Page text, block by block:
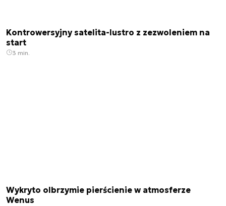
Kontrowersyjny satelita-lustro z zezwoleniem na
start
3 min.
Wykryto olbrzymie pierścienie w atmosferze
Wenus